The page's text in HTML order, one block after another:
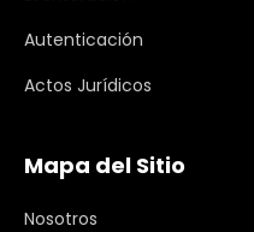
Autenticación
Actos Jurídicos
Mapa del Sitio
Nosotros